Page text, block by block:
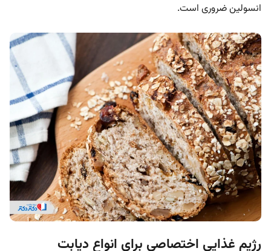
انسولین ضروری است.
رژیم غذایی اختصاصی برای انواع دیابت